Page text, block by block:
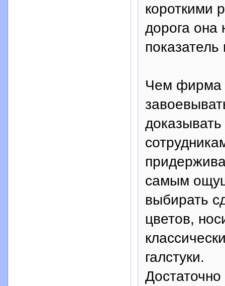
короткими
дорога она
Чем фирма
самым
выбирать
цветов,
галстуки.